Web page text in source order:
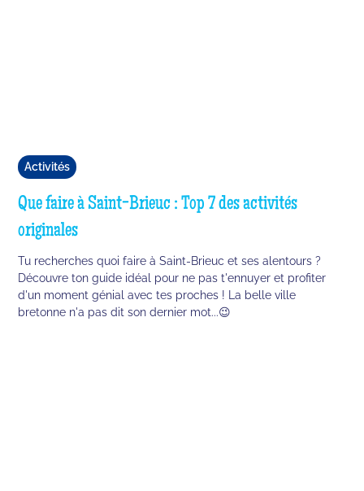
Activités
Que faire à Saint-Brieuc : Top 7 des activités
originales
Tu recherches quoi faire à Saint-Brieuc et ses alentours ?
Découvre ton guide idéal pour ne pas t'ennuyer et profiter
d'un moment génial avec tes proches ! La belle ville
bretonne n'a pas dit son dernier mot...😉